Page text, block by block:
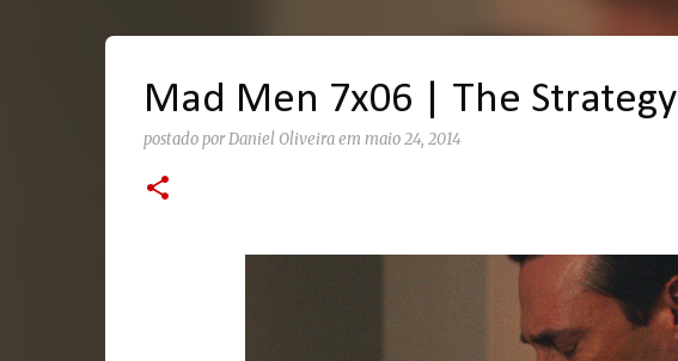
Mad Men 7x06 | The Strategy
postado porDaniel Oliveira em maio 24, 2014